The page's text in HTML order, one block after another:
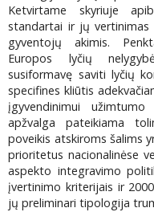
Ketvirtame skyriuje
standartai ir jų
gyventojų akimis.
Europos lyčių
susiformavę saviti lyčių
specifines kliūtis
įgyvendinimui
apžvalga pateikiama
poveikis atskiroms šalims
prioritetus nacionalinėse
aspekto integravimo
įvertinimo kriterijais ir
jų preliminari tipologija